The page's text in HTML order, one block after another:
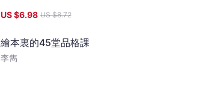
US $6.98 US $8.72
繪本裏的45堂品格課
李雋